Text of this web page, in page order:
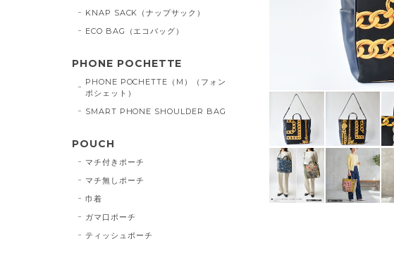
KNAP SACK（ナップサック）
ECO BAG（エコバッグ）
PHONE POCHETTE
PHONE POCHETTE（M）（フォン
ポシェット）
SMART PHONE SHOULDER BAG
POUCH
マチ付きポーチ
マチ無しポーチ
巾着
ガマ口ポーチ
ティッシュポーチ